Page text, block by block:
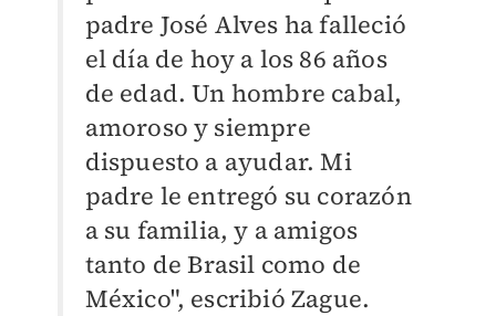
padre José Alves ha falleció
el día de hoy a los 86 años
de edad. Un hombre cabal,
amoroso y siempre
dispuesto a ayudar. Mi
padre le entregó su corazón
a su familia, y a amigos
tanto de Brasil como de
México", escribió Zague.